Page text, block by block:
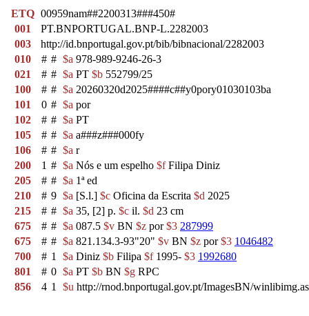
ETQ 00959nam##2200313###450#
001
PT.BNPORTUGAL.BNP-L.2282003
003
http://id.bnportugal.gov.pt/bib/bibnacional/2282003
010
# # $a 978-989-9246-26-3
021
# # $a PT $b 552799/25
100
# # $a 20260320d2025####c##y0pory01030103ba
101
0 # $a por
102
# # $a PT
105
# # $a a###z###000fy
106
# # $a r
200
1 # $a Nós e um espelho $fFilipa Diniz
205
# # $a 1ª ed
210
# 9 $a [S.l.] $c Oficina da Escrita $d 2025
215
# # $a 35, [2] p. $c il. $d 23 cm
675
# # $a 087.5 $v BN $z por$3 287999
675
# # $a 821.134.3-93"20" $v BN $z por$3 1046482
700
# 1 $a Diniz $b Filipa $f1995- $3 1992680
801
# 0 $a PT $b BN $g RPC
856
4 1 $u http://rnod.bnportugal.gov.pt/ImagesBN/